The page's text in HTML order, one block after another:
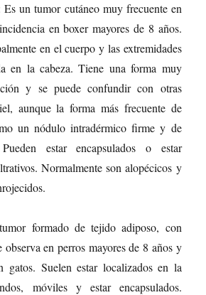
un tumor cutáneo muy frecuente en
en boxer mayores de 8 años.
en el cuerpo y las extremidades
en la cabeza. Tiene una forma muy
y se puede confundir con otras
aunque la forma más frecuente de
un nódulo intradérmico firme y de
estar encapsulados o estar
Normalmente son alopécicos y
formado de tejido adiposo, con
observa en perros mayores de 8 años y
gatos. Suelen estar localizados en la
móviles y estar encapsulados.